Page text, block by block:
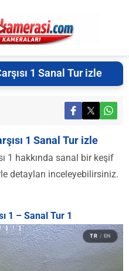
1 Sanal Tur izle
1 Sanal Tur izle
1 hakkında sanal bir keşif
detayları inceleyebilirsiniz.
1 – Sanal Tur 1